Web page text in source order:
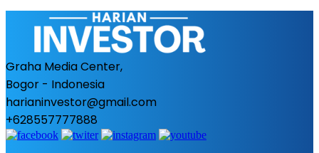
Graha Media Center,
Bogor - Indonesia
harianinvestor@gmail.com
+628557777888